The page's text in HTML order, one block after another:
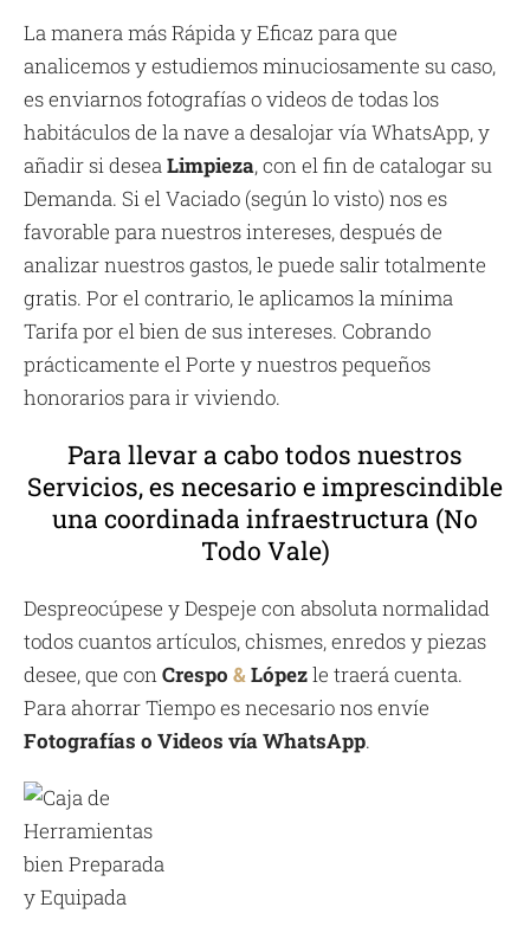
La manera más Rápida y Eficaz para que
analicemos y estudiemos minuciosamente su caso,
es enviarnos fotografías o videos de todas los
habitáculos de la nave a desalojar vía WhatsApp, y
añadir si deseaLimpieza, con el fin de catalogar su
Demanda. Si el Vaciado (según lo visto) nos es
favorable para nuestros intereses, después de
analizar nuestros gastos, le puede salir totalmente
gratis. Por el contrario, le aplicamos la mínima
Tarifa por el bien de sus intereses. Cobrando
prácticamente el Porte y nuestros pequeños
honorarios para ir viviendo.
Para llevar a cabo todos nuestros
Servicios, es necesario e imprescindible
una coordinada infraestructura (No
Todo Vale)
Despreocúpese y Despeje con absoluta normalidad
todos cuantos artículos, chismes, enredos y piezas
desee, que conCrespo &Lópezle traerá cuenta.
Para ahorrar Tiempo es necesario nos envíe
Fotografías o Videos vía WhatsApp.